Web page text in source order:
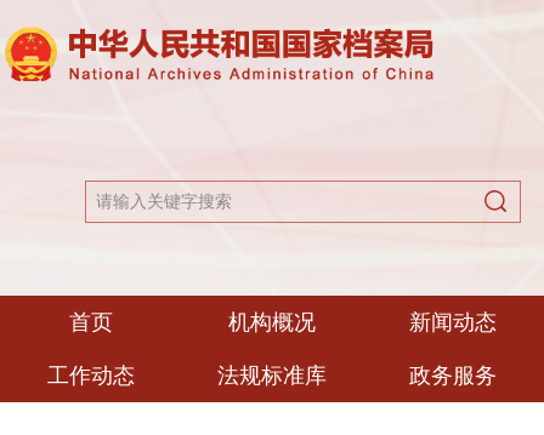
首页 机构概况 新闻动态
工作动态 法规标准库 政务服务